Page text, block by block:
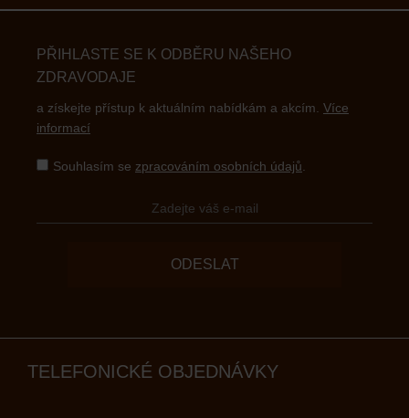
PŘIHLASTE SE K ODBĚRU NAŠEHO
ZDRAVODAJE
a získejte přístup k aktuálním nabídkám a akcím. Více
informací
Souhlasím se zpracováním osobních údajů
ODESLAT
TELEFONICKÉ OBJEDNÁVKY